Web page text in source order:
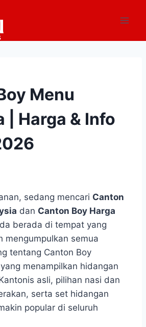
Menu
| Harga & Info
sedang mencari Canton
dan Canton Boy Harga
berada di tempat yang
mengumpulkan semua
tentang Canton Boy
menampilkan hidangan
asli, pilihan nasi dan
serta set hidangan
popular di seluruh